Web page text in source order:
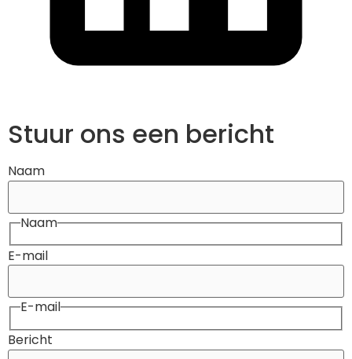
Stuur ons een bericht
Naam
Naam
E-mail
E-mail
Bericht